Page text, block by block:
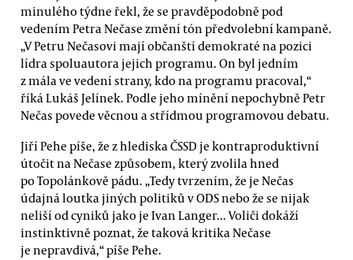
minulého týdne řekl, že se pravděpodobně pod
vedením Petra Nečase změní tón předvolební kampaně.
„V Petru Nečasovi mají občanští demokraté na pozici
lídra spoluautora jejich programu. On byl jedním
z mála ve vedení strany, kdo na programu pracoval,“
říká Lukáš Jelínek. Podle jeho mínění nepochybně Petr
Nečas povede věcnou a střídmou programovou debatu.
Jiří Pehe píše, že z hlediska ČSSD je kontraproduktivní
útočit na Nečase způsobem, který zvolila hned
po Topolánkově pádu. „Tedy tvrzením, že je Nečas
údajná loutka jiných politiků v ODS nebo že se nijak
neliší od cyniků jako je Ivan Langer... Voliči dokáží
instinktivně poznat, že taková kritika Nečase
je nepravdivá,“ píše Pehe.